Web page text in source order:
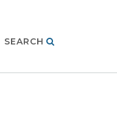
SEARCH